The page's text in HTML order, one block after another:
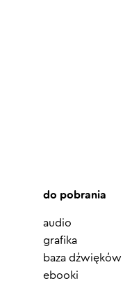
do pobrania
audio
grafika
baza dźwięków
ebooki